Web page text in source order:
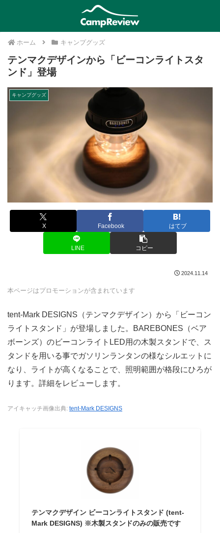
ホーム キャンプグッズ
テンマクデザインから「ビーコンライトスタ
ンド」登場
キャンプグッズ
X Facebook はてブ
LINE コピー
2024.11.14
本ページはプロモーションが含まれています
tent-Mark DESIGNS（テンマクデザイン）から「ビーコン
ライトスタンド」が登場しました。BAREBONES（ベア
ボーンズ）のビーコンライトLED用の木製スタンドで、ス
タンドを用いる事でガソリンランタンの様なシルエットに
なり、ライトが高くなることで、照明範囲が格段にひろが
ります。詳細をレビューします。
アイキャッチ画像出典: tent-Mark DESIGNS
テンマクデザイン ビーコンライトスタンド (tent-
Mark DESIGNS) ※木製スタンドのみの販売です